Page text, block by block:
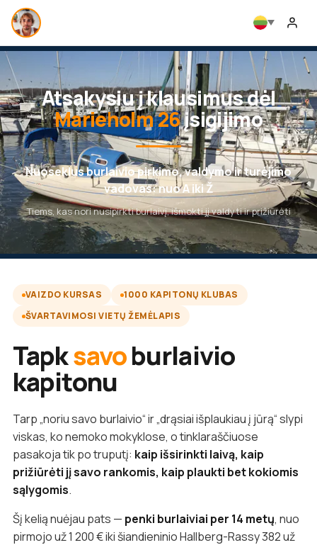
Atsakysiu į klausimus dėl
Marieholm 26įsigijimo
Nuoseklus burlaivio pirkimo, valdymo ir turėjimo
vadovas: nuo A iki Ž
Tiems, kas nori nusipirkti burlaivį, išmokti jį valdyti ir prižiūrėti
VAIZDO KURSAS
1000 KAPITONŲ KLUBAS
ŠVARTAVIMOSI VIETŲ ŽEMĖLAPIS
Tapksavoburlaivio
kapitonu
Tarp „noriu savo burlaivio“ ir „drąsiai išplaukiau į jūrą“ slypi
viskas, ko nemoko mokyklose, o tinklaraščiuose
pasakoja tik po truputį: kaip išsirinkti laivą, kaip
prižiūrėti jį savo rankomis, kaip plaukti bet kokiomis
sąlygomis.
Šį kelią nuėjau pats — penki burlaiviai per 14 metų, nuo
pirmojo už 1 200 € iki šiandieninio Hallberg-Rassy 382 už